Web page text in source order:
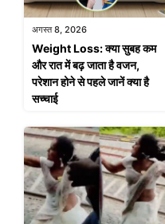
अगस्त 8, 2026
Weight Loss: क्या सुबह कम
और रात में बढ़ जाता है वजन,
परेशान होने से पहले जानें क्या है
सच्चाई